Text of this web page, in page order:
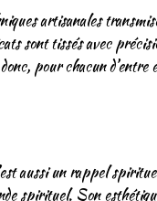
artisanales
sont tissés avec
pour chacun
aussi un rappel
spirituel. Son